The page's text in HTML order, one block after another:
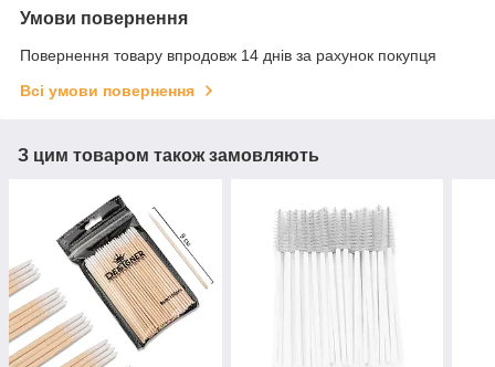
Умови повернення
Повернення товару впродовж 14 днів за рахунок покупця
Всі умови повернення
З цим товаром також замовляють